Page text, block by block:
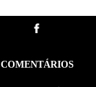
COMENTÁRIOS